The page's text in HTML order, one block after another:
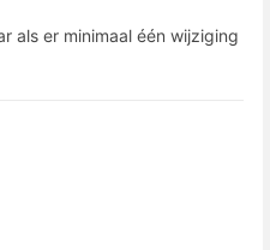
als er minimaal één wijziging